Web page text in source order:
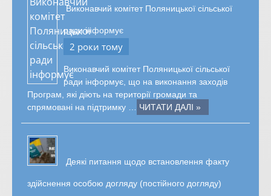
Виконавчий комітет Поляницької сільської
ради інформує
2 роки тому
Виконавчий комітет Поляницької сільської
ради інформує, що на виконання заходів
Програм, які діють на території громади та
спрямовані на підтримку … ЧИТАТИ ДАЛІ »
Деякі питання щодо встановлення факту
здійснення особою догляду (постійного догляду)